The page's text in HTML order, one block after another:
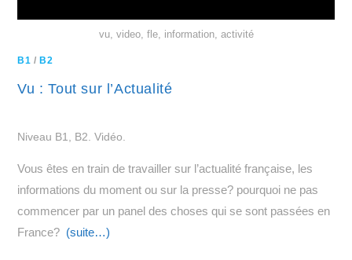
vu, video, fle, information, activité
B1 /B2
Vu : Tout sur l’Actualité
Niveau B1, B2. Vidéo.
Vous êtes en train de travailler sur l’actualité française, les
informations du moment ou sur la presse? pourquoi ne pas
commencer par un panel des choses qui se sont passées en
France? (suite…)